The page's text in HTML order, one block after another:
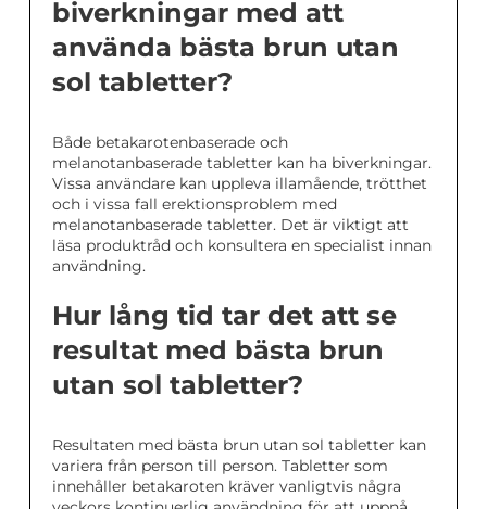
biverkningar med att
använda bästa brun utan
sol tabletter?
Både betakarotenbaserade och
melanotanbaserade tabletter kan ha biverkningar.
Vissa användare kan uppleva illamående, trötthet
och i vissa fall erektionsproblem med
melanotanbaserade tabletter. Det är viktigt att
läsa produktråd och konsultera en specialist innan
användning.
Hur lång tid tar det att se
resultat med bästa brun
utan sol tabletter?
Resultaten med bästa brun utan sol tabletter kan
variera från person till person. Tabletter som
innehåller betakaroten kräver vanligtvis några